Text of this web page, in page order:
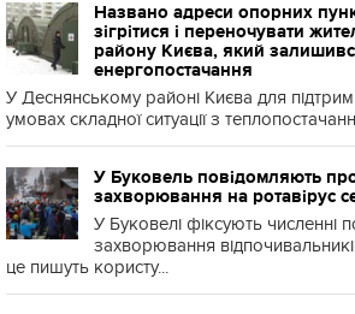
Названо адреси опорних
зігрітися і переночувати
району Києва, який
енергопостачання
У Деснянському районі Києва для
умовах складної ситуації з
У Буковель повідомляють
захворювання на ротавірус
У Буковелі фіксують численні
захворювання
це пишуть користу...